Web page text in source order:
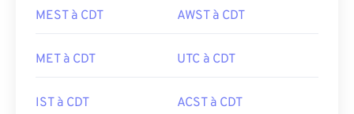
MEST à CDT AWST à CDT
MET à CDT UTC à CDT
IST à CDT ACST à CDT